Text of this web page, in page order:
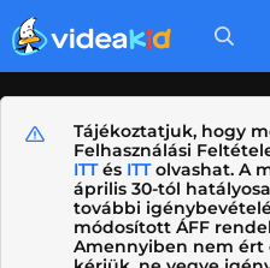
Tájékoztatjuk, hogy
Felhasználási
ITTés ITTolvashat. A
április 30-tól
további
módosított ÁFF
Amennyiben nem ért